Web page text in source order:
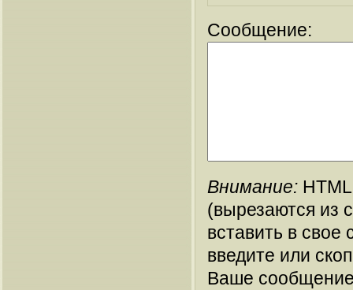
Сообщение:
Внимание:
(вырезаются из
вставить в
введите или
Ваше